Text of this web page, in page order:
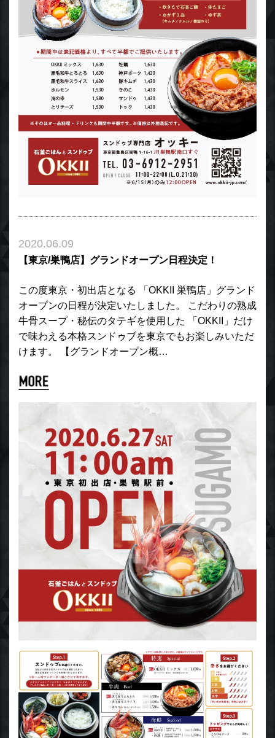
2020.06.09
【東京/巣鴨店】グランドオープン日程決定！
この度東京・初出店となる 「OKKII 巣鴨店」グランド
オープンの日程が決定いたしました。 こだわりの熟成
牛骨スープ・秘伝のタテギを使用した 「OKKII」だけ
で味わえる本格スンドゥブを東京でもお楽しみいただ
けます。 【グランドオープン概…